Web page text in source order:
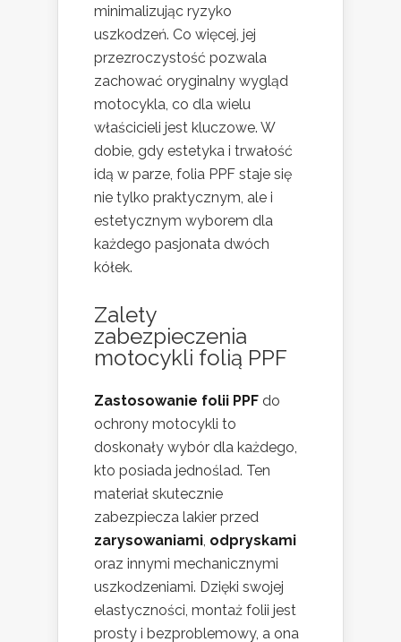
minimalizując ryzyko
uszkodzeń. Co więcej, jej
przezroczystość pozwala
zachować oryginalny wygląd
motocykla, co dla wielu
właścicieli jest kluczowe. W
dobie, gdy estetyka i trwałość
idą w parze, folia PPF staje się
nie tylko praktycznym, ale i
estetycznym wyborem dla
każdego pasjonata dwóch
kółek.
Zalety
zabezpieczenia
motocykli folią PPF
Zastosowanie folii PPF do
ochrony motocykli to
doskonały wybór dla każdego,
kto posiada jednoślad. Ten
materiał skutecznie
zabezpiecza lakier przed
zarysowaniami odpryskami
oraz innymi mechanicznymi
uszkodzeniami. Dzięki swojej
elastyczności, montaż folii jest
prosty i bezproblemowy, a ona